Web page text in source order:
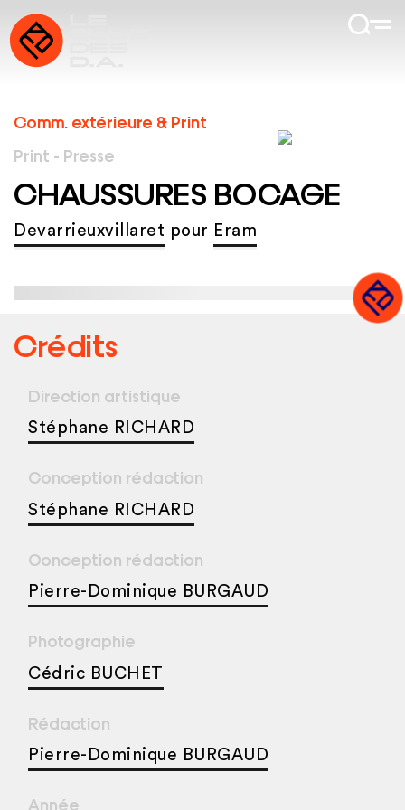
Comm. extérieure & Print
Print - Presse
CHAUSSURES BOCAGE
Devarrieuxvillaret pour Eram
Crédits
Direction artistique
Stéphane RICHARD
Conception rédaction
Stéphane RICHARD
Conception rédaction
Pierre-Dominique BURGAUD
Photographie
Cédric BUCHET
Rédaction
Pierre-Dominique BURGAUD
Année